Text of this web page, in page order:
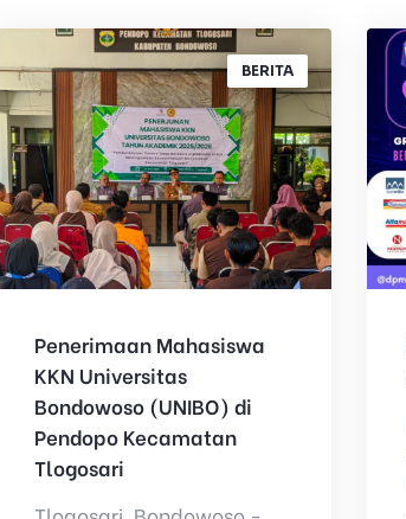
BERITA
Penerimaan Mahasiswa
KKN Universitas
Bondowoso (UNIBO) di
Pendopo Kecamatan
Tlogosari